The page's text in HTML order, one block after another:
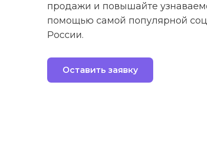
продажи и повышайте
помощью самой популярной
России.
Оставить заявку